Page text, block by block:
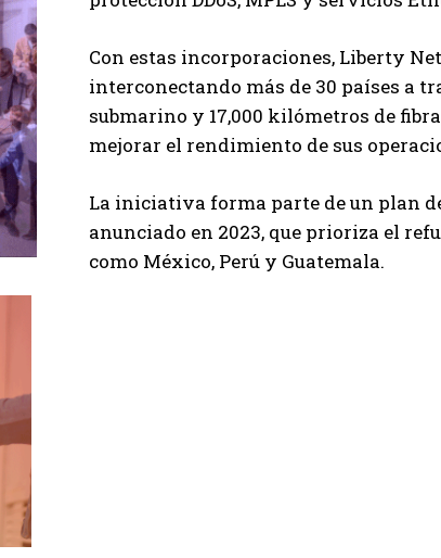
Con estas incorporaciones, Liberty
interconectando más de 30 países a
submarino y 17,000 kilómetros de
mejorar el rendimiento de sus
La iniciativa forma parte de un plan
anunciado en 2023, que prioriza el
como México, Perú y Guatemala.